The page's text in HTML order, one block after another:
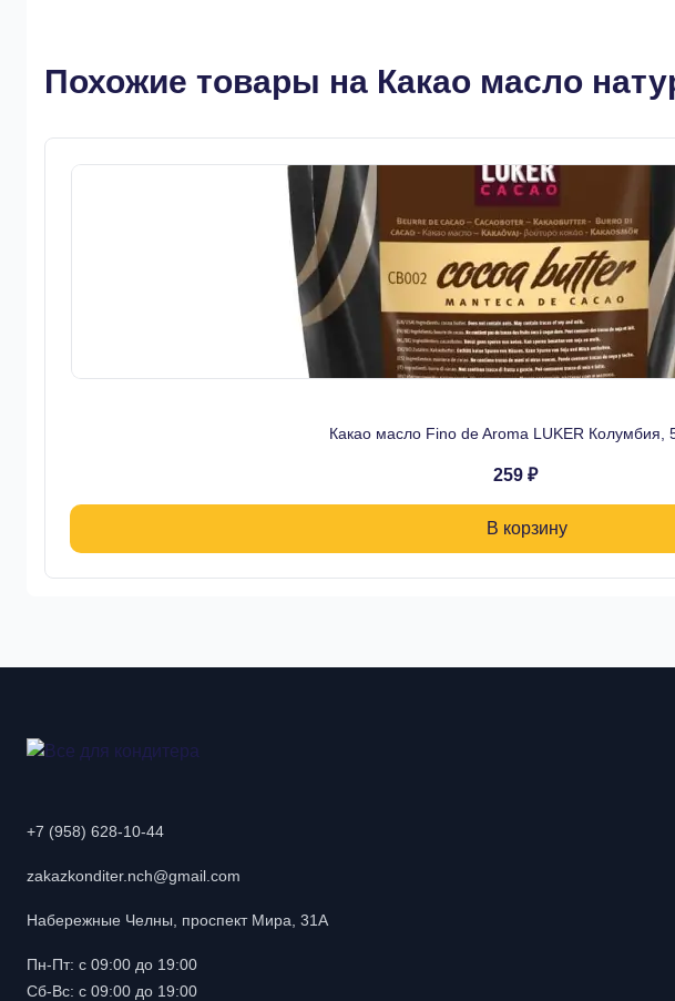
Похожие товары на Какао масло
Какао масло Fino de Aroma LUKER Колумбия,
259 ₽
В корзину
+7 (958) 628-10-44
zakazkonditer.nch@gmail.com
Набережные Челны, проспект Мира, 31А
Пн-Пт: с 09:00 до 19:00
Сб-Вс: с 09:00 до 19:00